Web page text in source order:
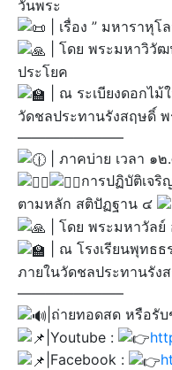
วันพระ
| เรื่อง ” มหาราหุโ
| โดย พระมหาวิวั
ประโยค
| ณ ระเบียงดอกไ
วัดชลประทานรังสฤษดิ์
———————–
| ภาคบ่าย เวลา ๑
การปฏิบัติเจริ
ตามหลัก สติปัฏฐาน ๔
| โดย พระมหาวัลย์
| ณ โรงเรียนพุทธ
ภายในวัดชลประทานรัง
———————–
|ถ่ายทอดสด หรือรั
|Youtube :
|Facebook :